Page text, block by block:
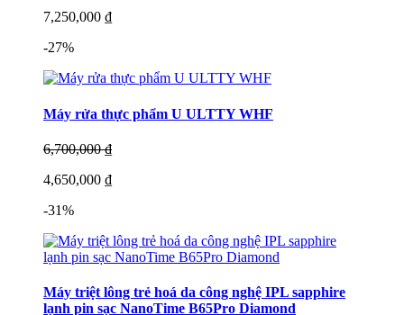
7,250,000 ₫
-27%
Máy rửa thực phẩm U ULTTY WHF
6,700,000 ₫
4,650,000 ₫
-31%
Máy triệt lông trẻ hoá da công nghệ IPL sapphire
lạnh pin sạc NanoTime B65Pro Diamond